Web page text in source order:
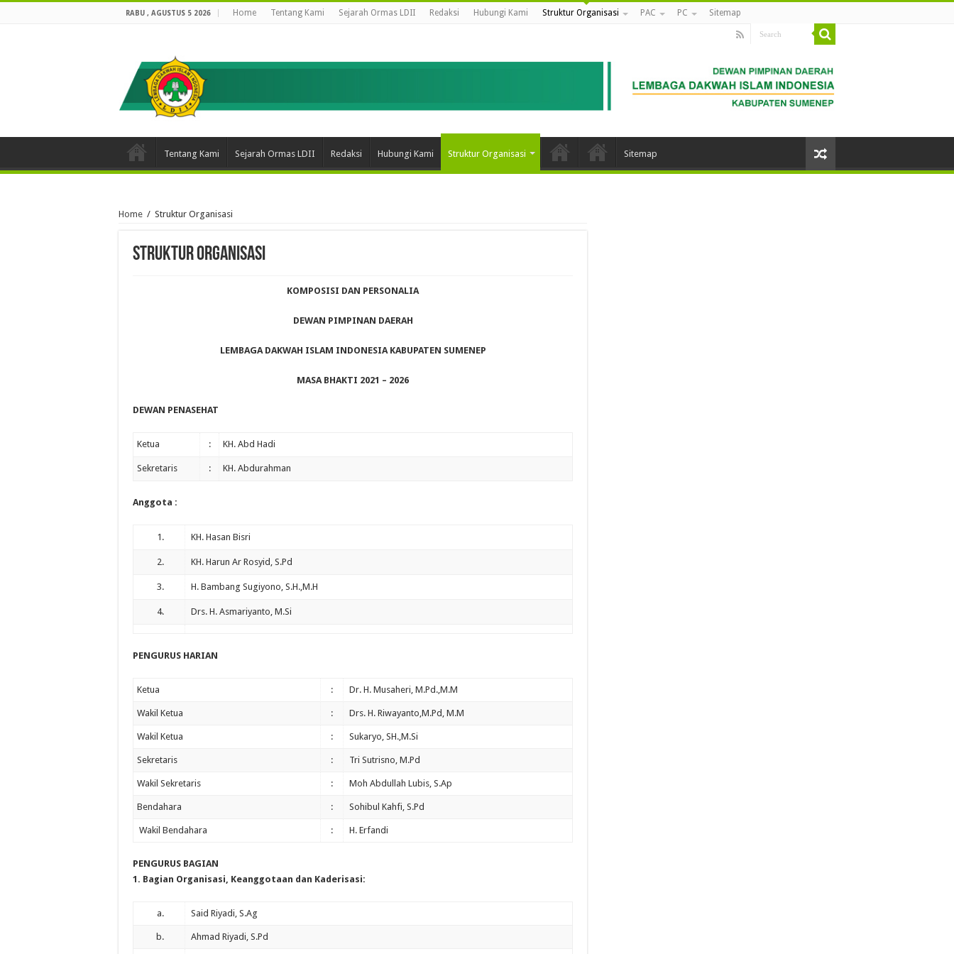
RABU , AGUSTUS 5 2026 Home Tentang Kami Sejarah Ormas LDII Redaksi Hubungi Kami Struktur Organisasi PAC PC Sitemap
Tentang Kami Sejarah Ormas LDII Redaksi Hubungi Kami Struktur Organisasi Sitemap
Home / Struktur Organisasi
Struktur Organisasi
KOMPOSISI DAN PERSONALIA
DEWAN PIMPINAN DAERAH
LEMBAGA DAKWAH ISLAM INDONESIA KABUPATEN SUMENEP
MASA BHAKTI 2021 – 2026
DEWAN PENASEHAT
Ketua : KH. Abd Hadi
Sekretaris : KH. Abdurahman
Anggota :
1. KH. Hasan Bisri
2. KH. Harun Ar Rosyid, S.Pd
3. H. Bambang Sugiyono, S.H.,M.H
4. Drs. H. Asmariyanto, M.Si
PENGURUS HARIAN
Ketua : Dr. H. Musaheri, M.Pd.,M.M
Wakil Ketua : Drs. H. Riwayanto,M.Pd, M.M
Wakil Ketua : Sukaryo, SH.,M.Si
Sekretaris : Tri Sutrisno, M.Pd
Wakil Sekretaris : Moh Abdullah Lubis, S.Ap
Bendahara : Sohibul Kahfi, S.Pd
Wakil Bendahara : H. Erfandi
PENGURUS BAGIAN
1. Bagian Organisasi, Keanggotaan dan Kaderisasi:
a. Said Riyadi, S.Ag
b. Ahmad Riyadi, S.Pd